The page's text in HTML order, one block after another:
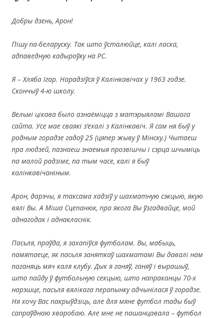
Добры дзень, Арон!
Пішу па-беларуску. Так што ўсталюйце, калі ласка,
адпаведную кадыроўку на РС.
Я – Хляба Ігар. Нарадзіўся ў Калінкавічах у 1963 годзе.
Скончыў 4-ю школу.
Вельмі цікава было азнаёміцца з матэрыяламі Вашага
сайта. Усе мае сваякі з’ехалі з Калінкавіч. Я сам ня быў у
родным горадзе гадоў 25 (цяпер жыву ў Мінску.) Чытаеш
пра людзей, пазнаеш знаемыя прозвішчы і сэрца шчыміць
па малой радзіме, па тым часе, калі я быў
калінкавічаніным.
Арон, дарэчы, я таксама хадзіў у шахматную сэкцыю, якую
вялі Вы. А Міша Сцепанюк, пра якога Вы ўзгадвайце, мой
аднагодак і аднакласнік.
Пасьля, праўда, я захапіўся футболам. Вы, мабыць,
памятаеце, як пасьля заняткаў шахматамі Вы давалі нам
паганяць мяч каля клубу. Дык я ганяў, ганяў і вырашыў,
што пайду ў футбольную секцыю, што напраканцы 70-х
нарэшце, пасьля вялікага перапынку адчынілася ў горадзе.
Ня хочу Вас пакрыўдзіць, але для мяне футбол тады быў
сапраўднаю хваробаю. Але мне не пашанцавала – футбол